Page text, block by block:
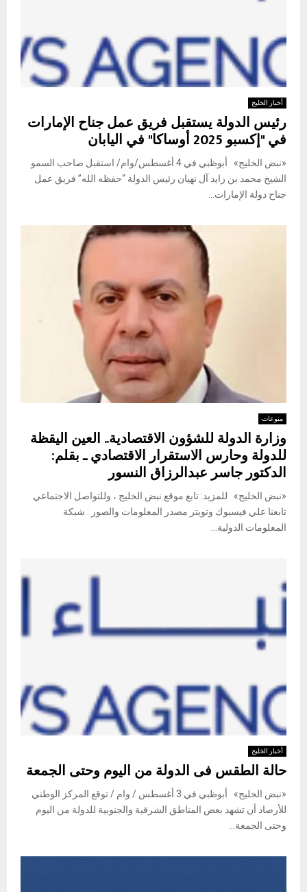
أخبار الخليج
رئيس الدولة يستقبل فريق عمل جناح الإمارات
في "إكسبو 2025 أوساكا" في اليابان
«نبض الخليج» أبوظبي في 4 أغسطس/وام/ استقبل صاحب السمو
الشيخ محمد بن زايد آل نهيان رئيس الدولة “حفظه الله” فريق عمل
جناح دولة الإمارات...
منوعات
وزارة الدولة للشؤون الاقتصادية.. العين اليقظة
للدولة وحارس الاستقرار الاقتصادي ـ بقلم:
الدكتور جاسر عبدالرزاق النسور
«نبض الخليج» للمزيد: تابع موقع نبض الخليج ، وللتواصل الاجتماعي
تابعنا علي فيسبوك وتويتر مصدر المعلومات والصور : شبكة
المعلومات الدولية...
أخبار الخليج
حالة الطقس فى الدولة من اليوم وحتى الجمعة
«نبض الخليج» أبوظبي في 3 أغسطس / وام / توقع المركز الوطني
للأرصاد أن تشهد بعض المناطق الشرقية والجنوبية للدولة من اليوم
وحتى الجمعة...